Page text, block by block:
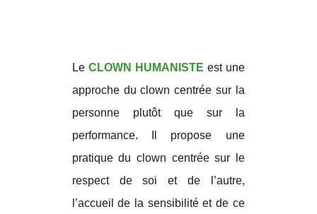
Le CLOWN HUMANISTE est une
approche du clown centrée sur la
personne plutôt que sur la
performance. Il propose une
pratique du clown centrée sur le
respect de soi et de l’autre,
l’accueil de la sensibilité et de ce